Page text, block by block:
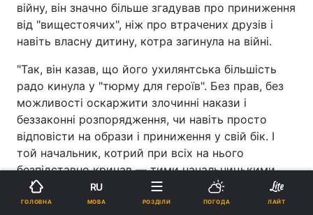
війну, він значно більше згадував про приниження
від "вищестоячих", ніж про втрачених друзів і
навіть власну дитину, котра загинула на війні.
"Так, він казав, що його ухилянтська більшість
радо кинула у "тюрму для героїв". Без прав, без
можливості оскаржити злочинні накази і
беззаконні розпорядження, чи навіть просто
відповісти на образи і приниження у свій бік. І
той начальник, котрий при всіх на нього
безпідставно кричав — тими начальницькими
устами ображала і принижувала беззахисного
героя більшість, правляча більшість нашого
ГОЛОВНА
RU
МОВА РОЗДІЛИ ПОГОДА ЛАЙТ